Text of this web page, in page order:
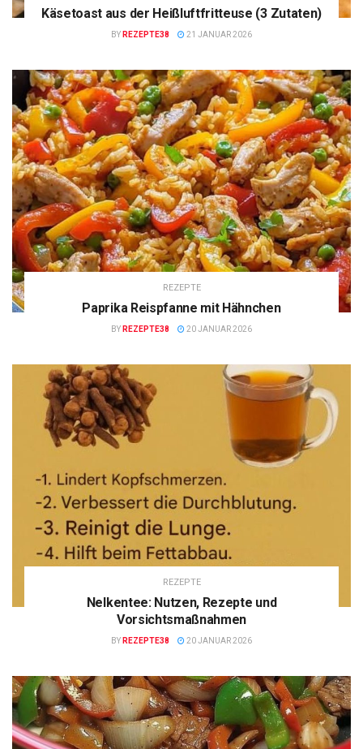
Käsetoast aus der Heißluftfritteuse (3 Zutaten)
BY REZEPTE38 21 JANUAR 2026
REZEPTE
Paprika Reispfanne mit Hähnchen
BY REZEPTE38 20 JANUAR 2026
REZEPTE
Nelkentee: Nutzen, Rezepte und
Vorsichtsmaßnahmen
BY REZEPTE38 20 JANUAR 2026